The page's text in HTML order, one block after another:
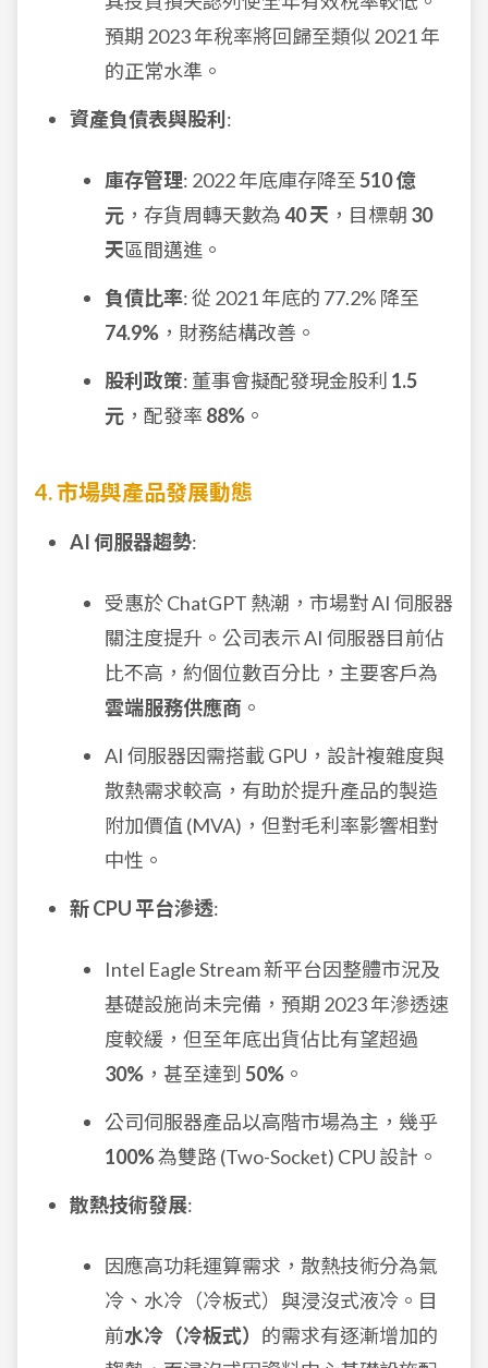
預期 2023 年稅率將回歸至類似 2021 年
的正常水準。
資產負債表與股利 :
庫存管理: 2022 年底庫存降至 510 億
元 ，存貨周轉天數為40 天 ，目標朝 30
天區間邁進。
負債比率: 從 2021 年底的 77.2% 降至
74.9% ，財務結構改善。
股利政策: 董事會擬配發現金股利 1.5
元 ，配發率 88% 。
4. 市場與產品發展動態
AI 伺服器趨勢:
受惠於 ChatGPT 熱潮，市場對 AI 伺服器
關注度提升。公司表示 AI 伺服器目前佔
比不高，約個位數百分比，主要客戶為
雲端服務供應商 。
AI 伺服器因需搭載 GPU，設計複雜度與
散熱需求較高，有助於提升產品的製造
附加價值 (MVA)，但對毛利率影響相對
中性。
新 CPU 平台滲透:
Intel Eagle Stream 新平台因整體市況及
基礎設施尚未完備，預期 2023 年滲透速
度較緩，但至年底出貨佔比有望超過
30% ，甚至達到 50% 。
公司伺服器產品以高階市場為主，幾乎
100%為雙路 (Two-Socket) CPU 設計。
散熱技術發展:
因應高功耗運算需求，散熱技術分為氣
冷、水冷（冷板式）與浸沒式液冷。目
前水冷（冷板式） 的需求有逐漸增加的